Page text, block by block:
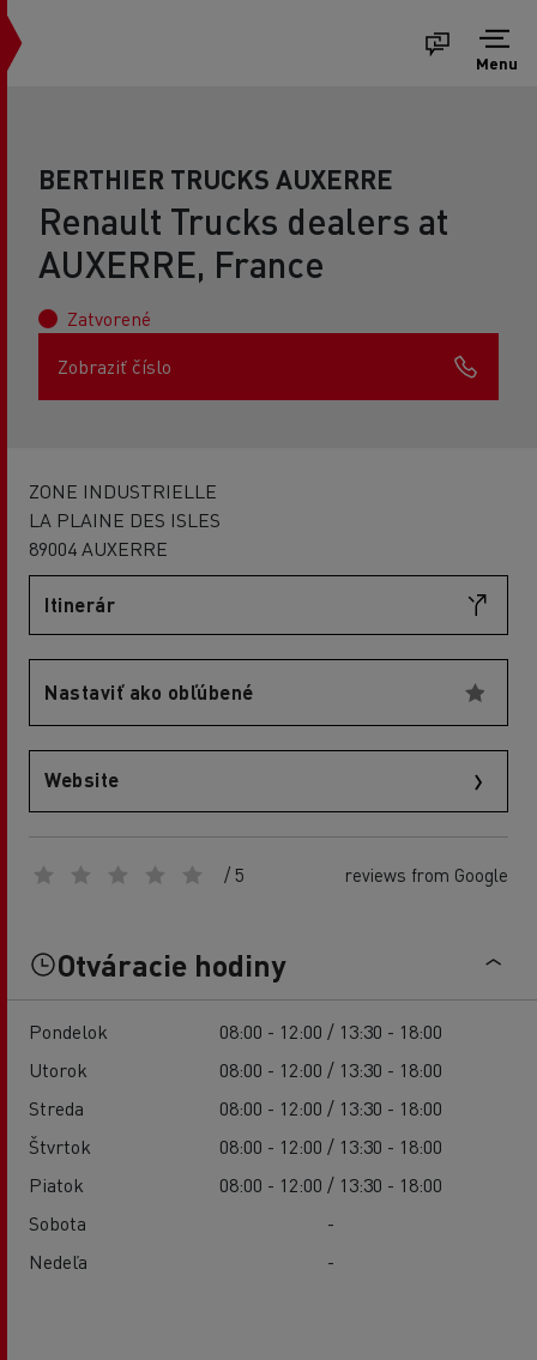
Menu
BERTHIER TRUCKS AUXERRE
Renault Trucks dealers at
AUXERRE, France
Zatvorené
Zobraziť číslo
ZONE INDUSTRIELLE
LA PLAINE DES ISLES
89004 AUXERRE
Itinerár
Nastaviť ako obľúbené
Website
/ 5 reviews from Google
Otváracie hodiny
Pondelok
08:00 - 12:00 / 13:30 - 18:00
Utorok
08:00 - 12:00 / 13:30 - 18:00
Streda
08:00 - 12:00 / 13:30 - 18:00
Štvrtok
08:00 - 12:00 / 13:30 - 18:00
Piatok
08:00 - 12:00 / 13:30 - 18:00
Sobota
-
Nedeľa
-